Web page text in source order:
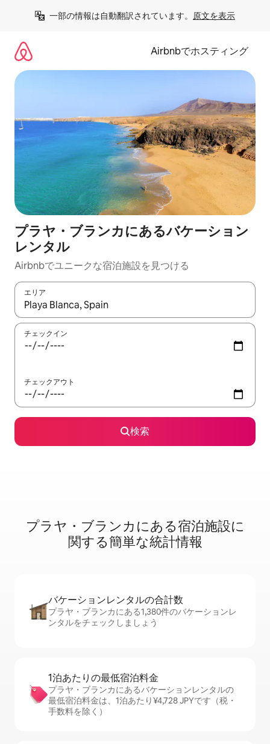
一部の情報は自動翻訳されています。 原文を表示
Airbnbでホスティング
プラヤ・ブランカにあるバケーション
レンタル
Airbnbでユニークな宿泊施設を見つける
エリア
検索結果が表示されたら、上下の矢印キーを使って移動するか
チェックイン
チェックアウト
検索
プラヤ・ブランカに⁠あ⁠る宿⁠泊⁠施⁠設⁠に
関⁠す⁠る簡⁠単⁠な統⁠計⁠情⁠報
バケーションレ⁠ン⁠タ⁠ル⁠の合⁠計⁠数
プラヤ・ブランカにある1,380件のバケーションレ
ンタルをチェックしましょう
1泊あたりの最⁠低⁠宿⁠泊⁠料⁠金
プラヤ・ブランカにあるバケーションレンタルの
最低宿泊料金は、1泊あたり¥4,728 JPYです（税・
手数料を除く）